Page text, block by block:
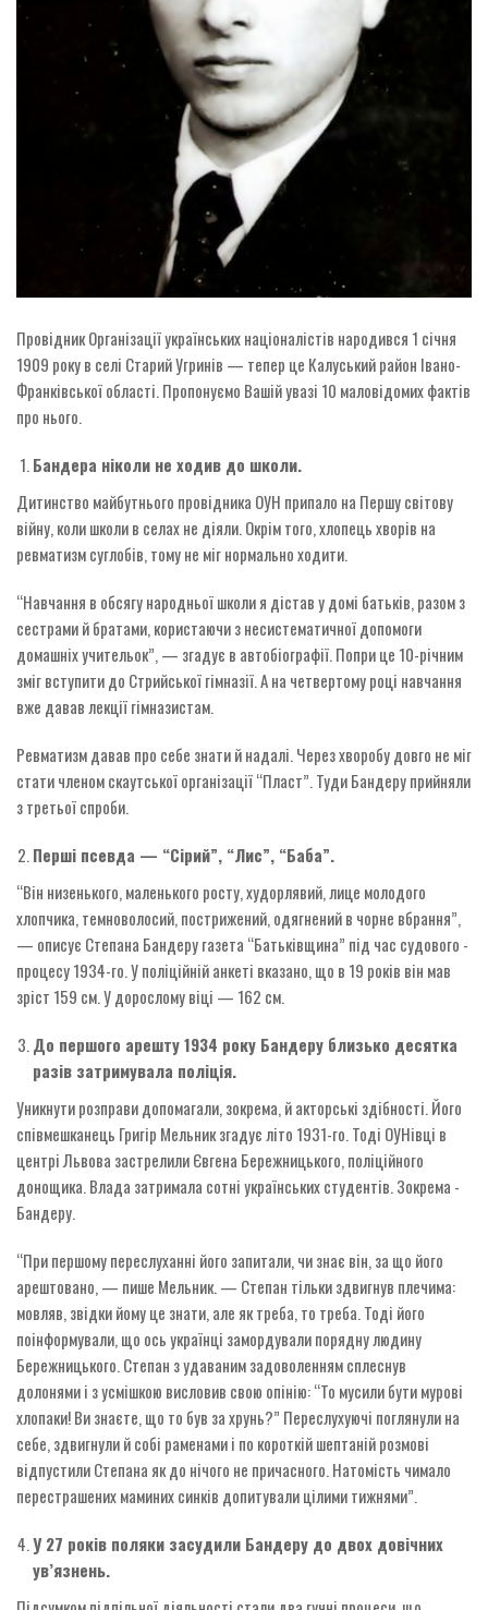
Провідник Організації українських націо­на­лістів народився 1 ­січня
1909 року в селі Старий Угринів — тепер це Калуський район Івано-
Франківської ­області. Пропонуємо Вашій увазі 10 маловідомих фактів
про нього.
Бандера ніколи не ходив до школи.
Дитинство майбутнього провідника ОУН припало на Першу світову
війну, коли школи в селах не діяли. Окрім того, хлопець хворів на
ревматизм суглобів, тому не міг нормально ходити.
“Навчання в обсягу народньої школи я дістав у домі батьків, разом з
сестрами й братами, користаючи з несистематичної допомоги
домашніх учительок”, — згадує в автобіографії. ­Попри це 10-річним
зміг вступити до Стрийської гімназії. А на четвертому році навчання
вже давав лекції гімназистам.
Ревматизм давав про себе знати й надалі. Через хворобу довго не міг
стати членом скаутської організації “Пласт”. Туди Бандеру прийняли
з третьої спроби.
Перші псевда — “Сірий”, “Лис”, “Баба”.
“Він низенького, маленького росту, худорлявий, лице молодого
хлопчика, темноволосий, пострижений, одягнений в чорне вбрання”,
— описує ­Степана Бандеру газета “Батьківщина” під час судового ­
процесу ­1934-го. У поліційній ­анкеті вказано, що в 19 років він мав
зріст 159 см. У дорослому віці — 162 см.
До першого арешту 1934 ро­ку Бандеру близько десятка
разів затримувала поліція.
Уникнути розправи допомагали, зокрема, й акторські здібності. Його
співмешканець Григір Мельник згадує літо ­1931-го. Тоді ОУНівці в
центрі ­Львова застрелили Євгена Бережницького, поліційного
донощика. Влада затримала сотні українських студентів. Зокрема ­
Бандеру.
“При першому переслуханні його запитали, чи знає він, за що його
арештовано, — пише Мельник. — Степан тільки здвигнув плечима:
мовляв, звідки йому це знати, але як треба, то треба. Тоді його
поінформували, що ось українці замордували порядну людину
Бережницького. Степан з удаваним задоволенням сплеснув
долонями і з усмішкою висловив свою опінію: “То мусили бути мурові
хлопаки! Ви знаєте, що то був за хрунь?” Переслухуючі поглянули на
себе, здвигнули й собі раменами і по короткій шептаній розмові
відпустили Степана як до нічого не причасного. Натомість чимало
перестрашених маминих синків допитували цілими тижнями”.
У 27 років поляки засудили Бандеру до двох довічних
ув’язнень.